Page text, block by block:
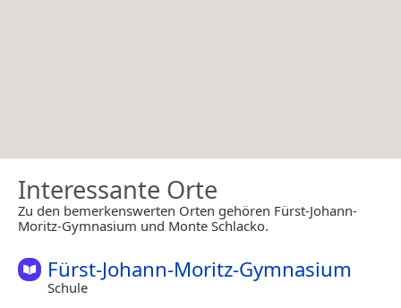
Interessante Orte
Zu den bemerkenswerten Orten gehören Fürst-Johann-
Moritz-Gymnasium und Monte Schlacko.
Fürst-Johann-Moritz-Gymnasium
Schule